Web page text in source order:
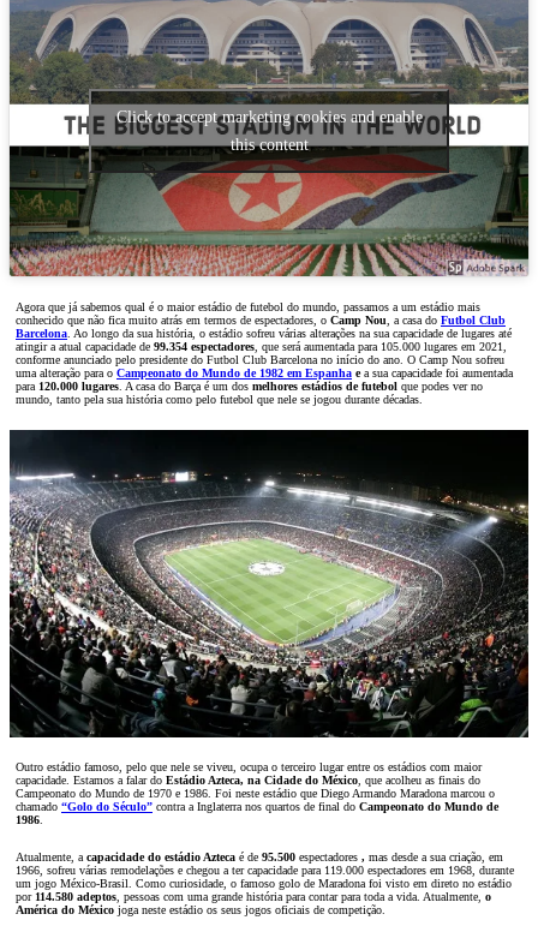
Click to accept marketing cookies and enable
this content
Agora que já sabemos qual é o maior estádio de futebol do mundo, passamos a um estádio mais
conhecido que não fica muito atrás em termos de espectadores, o Camp Nou, a casa do Futbol Club
Barcelona. Ao longo da sua história, o estádio sofreu várias alterações na sua capacidade de lugares até
atingir a atual capacidade de 99.354 espectadores, que será aumentada para 105.000 lugares em 2021,
conforme anunciado pelo presidente do Futbol Club Barcelona no início do ano. O Camp Nou sofreu
uma alteração para o Campeonato do Mundo de 1982 em Espanha ea sua capacidade foi aumentada
para 120.000 lugares. A casa do Barça é um dos melhores estádios de futebol que podes ver no
mundo, tanto pela sua história como pelo futebol que nele se jogou durante décadas.
Outro estádio famoso, pelo que nele se viveu, ocupa o terceiro lugar entre os estádios com maior
capacidade. Estamos a falar do Estádio Azteca, na Cidade do México, que acolheu as finais do
Campeonato do Mundo de 1970 e 1986. Foi neste estádio que Diego Armando Maradona marcou o
chamado “Golo do Século” contra a Inglaterra nos quartos de final do Campeonato do Mundo de
1986.
Atualmente, acapacidade do estádio Azteca é de 95.500 espectadores , mas desde a sua criação, em
1966, sofreu várias remodelações e chegou a ter capacidade para 119.000 espectadores em 1968, durante
um jogo México-Brasil. Como curiosidade, o famoso golo de Maradona foi visto em direto no estádio
por 114.580 adeptos, pessoas com uma grande história para contar para toda a vida. Atualmente, o
América do México joga neste estádio os seus jogos oficiais de competição.